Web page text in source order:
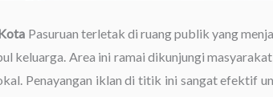
Pasuruan terletak di ruang publik yang
keluarga. Area ini ramai dikunjungi
Penayangan iklan di titik ini sangat efektif